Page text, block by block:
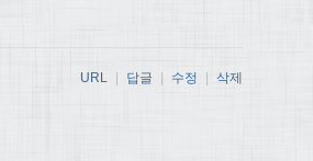
URL 답글 수정 삭제